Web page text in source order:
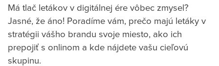
Má tlač letákov v digitálnej ére vôbec zmysel?
Jasné, že áno! Poradíme vám, prečo majú letáky v
stratégii vášho brandu svoje miesto, ako ich
prepojiť s onlinom a kde nájdete vašu cieľovú
skupinu.